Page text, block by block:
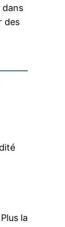
dans
des
la